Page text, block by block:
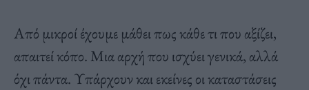
Από μικροί έχουμε μάθει πως κάθε τι που αξίζει,
απαιτεί κόπο. Μια αρχή που ισχύει γενικά, αλλά
όχι πάντα. Υπάρχουν και εκείνες οι καταστάσεις